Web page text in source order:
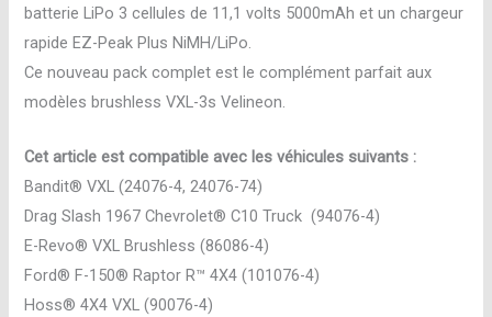
Traxxas
–
Réf
2970G-
batterie LiPo 3 cellules de 11,1 volts 5000mAh et un chargeur
rapide EZ-Peak Plus NiMH/LiPo.
Ce nouveau pack complet est le complément parfait aux
modèles brushless VXL-3s Velineon.
Cet article est compatible avec les véhicules suivants :
Bandit® VXL (24076-4, 24076-74)
Drag Slash 1967 Chevrolet® C10 Truck (94076-4)
E-Revo® VXL Brushless (86086-4)
Ford® F-150® Raptor R™ 4X4 (101076-4)
Hoss® 4X4 VXL (90076-4)